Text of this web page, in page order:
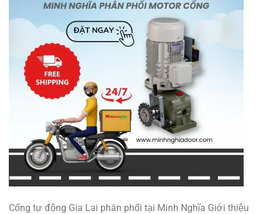
Cổng tự động Gia Lai phân phối tại Minh Nghĩa Giới thiệu